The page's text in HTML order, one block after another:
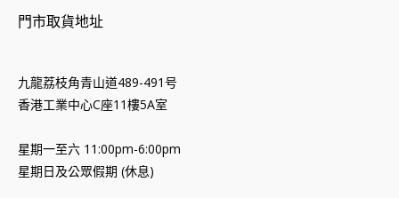
門市取貨地址
九龍荔枝角青山道489-491号
香港工業中心C座11樓5A室
星期一至六 11:00pm-6:00pm
星期日及公眾假期 (休息)